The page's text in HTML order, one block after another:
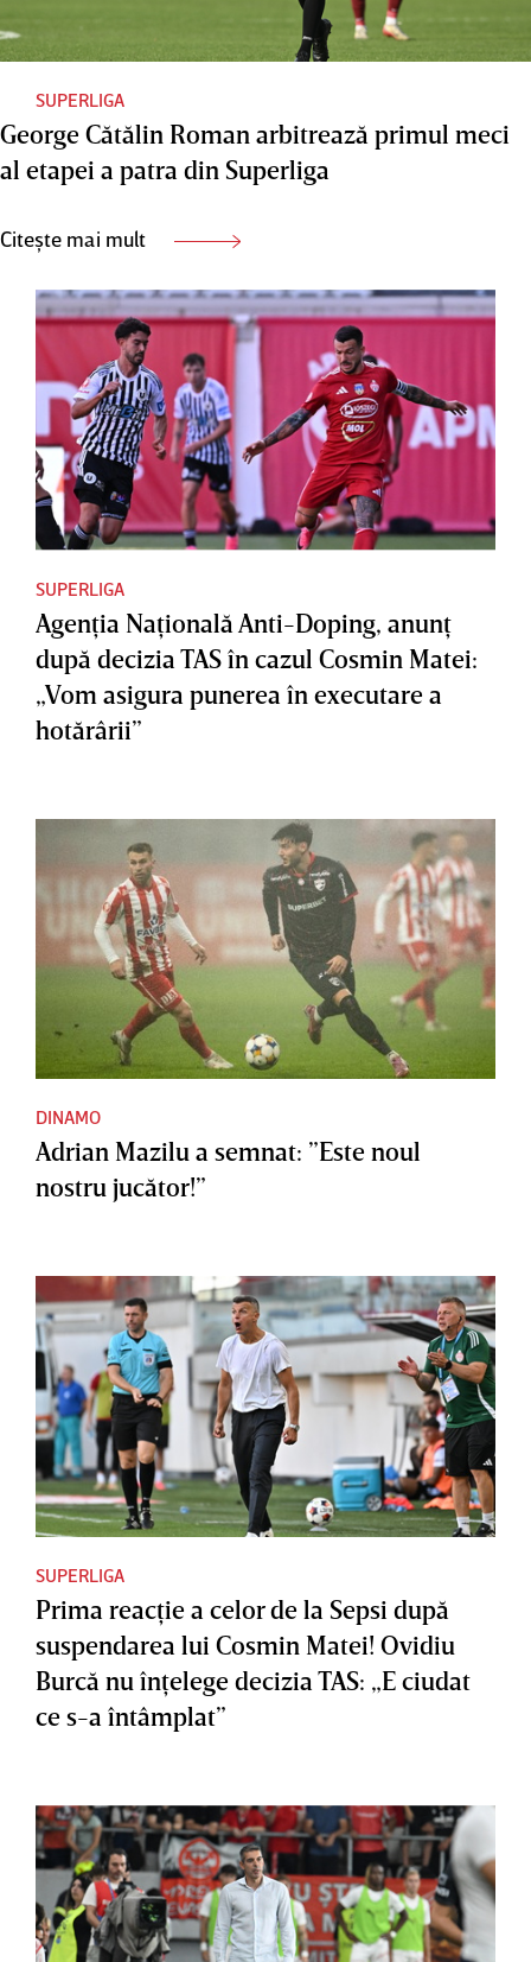
SUPERLIGA
George Cătălin Roman arbitrează primul meci
al etapei a patra din Superliga
Citește mai mult
SUPERLIGA
Agenţia Naţională Anti-Doping, anunţ
după decizia TAS în cazul Cosmin Matei:
„Vom asigura punerea în executare a
hotărârii”
DINAMO
Adrian Mazilu a semnat: ”Este noul
nostru jucător!”
SUPERLIGA
Prima reacţie a celor de la Sepsi după
suspendarea lui Cosmin Matei! Ovidiu
Burcă nu înţelege decizia TAS: „E ciudat
ce s-a întâmplat”